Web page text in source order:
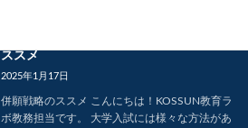
ススメ
2025年1月17日
併願戦略のススメ こんにちは！KOSSUN教育ラ
ボ教務担当です。 大学入試には様々な方法があ